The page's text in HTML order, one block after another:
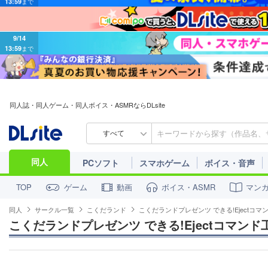
9/14
13:59まで
同人誌・同人ゲーム・同人ボイス・ASMRならDLsite
すべて
同人 PCソフト スマホゲーム ボイス・音声
TOP ゲーム 動画 ボイス・ASMR マン
同人 サークル一覧 こくだランド こくだランドプレゼンツ できる!Ejectコマ
こくだランドプレゼンツ できる!Ejectコマンド